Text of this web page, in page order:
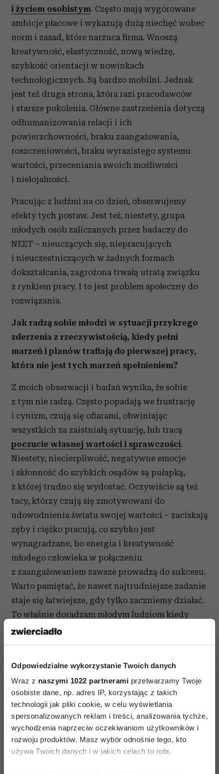
Odpowiedzialne wykorzystanie Twoich danych
Wraz z naszymi 1022 partnerami przetwarzamy Twoje
osobiste dane, np. adres IP, korzystając z takich
technologii jak pliki cookie, w celu wyświetlania
spersonalizowanych reklam i treści, analizowania tychże,
wychodzenia naprzeciw oczekiwaniom użytkowników i
rozwoju produktów. Masz wybór odnośnie tego, kto
używa Twoich danych i w jakich celach to robi.
i życiem osobistym. Często mają wygórowane
ambicje płacowe i wykazują dużą niechęć wobec
norm i zasad, które narzuca firma. Wnoszą
kreatywność, elastyczność, nową wiedzę,
szybkość orientacji w nowinkach
technologicznych. Są bardzo mobilni. Jednak
jest też druga strona, która razi pracodawców
i starsze pokolenia. Główne zastrzeżenia dotyczą
odhumanizowania relacji i ich
powierzchowności, braku zaangażowania,
roszczeniowości, braku wyrazistego systemu
wartości, przeceniania swoich możliwości
i nielojalności.
Pracując z ludźmi na co dzień, obserwujemy
efekty tych postaw. Jest też, niestety, grupa
młodych osób zaliczanych przez badaczy do
NEET – nieuczących się, niepracujących
i nieuczestniczących w żadnych formach
dokształcania, zagrożona trwałą utratą związku
z rynkiem pracy. I to jest problem społeczny do
rozwiązania.
Jak radzą sobie młodzi w sytuacji przykrego
zderzenia z rzeczywistością, kiedy pełni
marzeń i planów trafiają do pierwszej pracy,
która nie jest tych marzeń spełnieniem?
Z moich obserwacji i badań wynika, że sobie
z tym nie radzą. Często popadają we frustrację
i cynizm, czują się ofiarami, obwiniając
wszystkich za zaistniałą sytuację, lub tracą
poczucie własnej wartości i sprawczości.
Niestety, niecierpliwość, negatywne emocje
i skłonność do szybkich osądów są pułapką,
z której trudno się wydostać. Oczywiście są też
tacy, którzy czują się zmotywowani do
udowodnienia światu swojej wartości – zaciskają
zęby i ciężko pracują, co szybko jest
wynagradzane, bo energia i kreatywność
młodego człowieka w połączeniu
z zaangażowaniem zawsze prowadzą do sukcesu.
Warto pamiętać, że nawet najtrudniejsze zadanie
staje się łatwiejsze, gdy tylko zaczniemy działać.
To właśnie doradzam młodym ludziom kiedy
napotykają trudności. Na moich kursach
i szkoleniach opracowujemy praktyczny plan
Co jeszcze radzi pani młodym?
Moja rada ogólna to: ćwiczcie optymizm, bo
wasze życie dopiero się zaczyna. Ważne jest, by:
sformułować swoje cele,
stworzyć wizję swojego życia,